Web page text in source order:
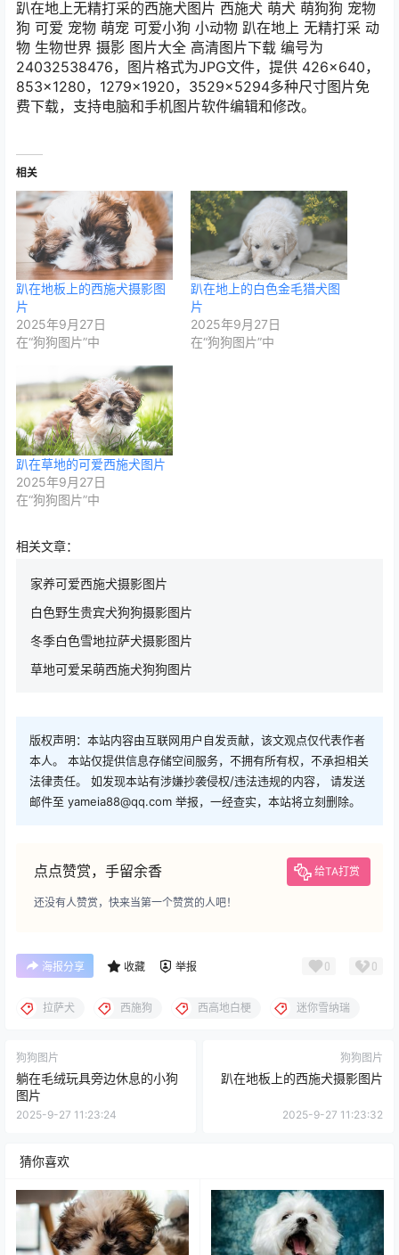
趴在地上无精打采的西施犬图片 西施犬 萌犬 萌狗狗 宠物
狗 可爱 宠物 萌宠 可爱小狗 小动物 趴在地上 无精打采 动
物 生物世界 摄影 图片大全 高清图片下载 编号为
24032538476，图片格式为JPG文件，提供 426×640，
853×1280，1279×1920，3529×5294多种尺寸图片免
费下载，支持电脑和手机图片软件编辑和修改。
相关
趴在地板上的西施犬摄影图
片
2025年9月27日
在“狗狗图片”中
趴在地上的白色金毛猎犬图
片
2025年9月27日
在“狗狗图片”中
趴在草地的可爱西施犬图片
2025年9月27日
在“狗狗图片”中
相关文章：
家养可爱西施犬摄影图片
白色野生贵宾犬狗狗摄影图片
冬季白色雪地拉萨犬摄影图片
草地可爱呆萌西施犬狗狗图片
版权声明：本站内容由互联网用户自发贡献，该文观点仅代表作者
本人。 本站仅提供信息存储空间服务，不拥有所有权，不承担相关
法律责任。 如发现本站有涉嫌抄袭侵权/违法违规的内容， 请发送
邮件至 yameia88@qq.com 举报，一经查实，本站将立刻删除。
点点赞赏，手留余香 给TA打赏
还没有人赞赏，快来当第一个赞赏的人吧！
海报分享 收藏 举报 0 0
拉萨犬 西施狗 西高地白梗 迷你雪纳瑞
狗狗图片
躺在毛绒玩具旁边休息的小狗
图片
2025-9-27 11:23:24
狗狗图片
趴在地板上的西施犬摄影图片
2025-9-27 11:23:32
猜你喜欢